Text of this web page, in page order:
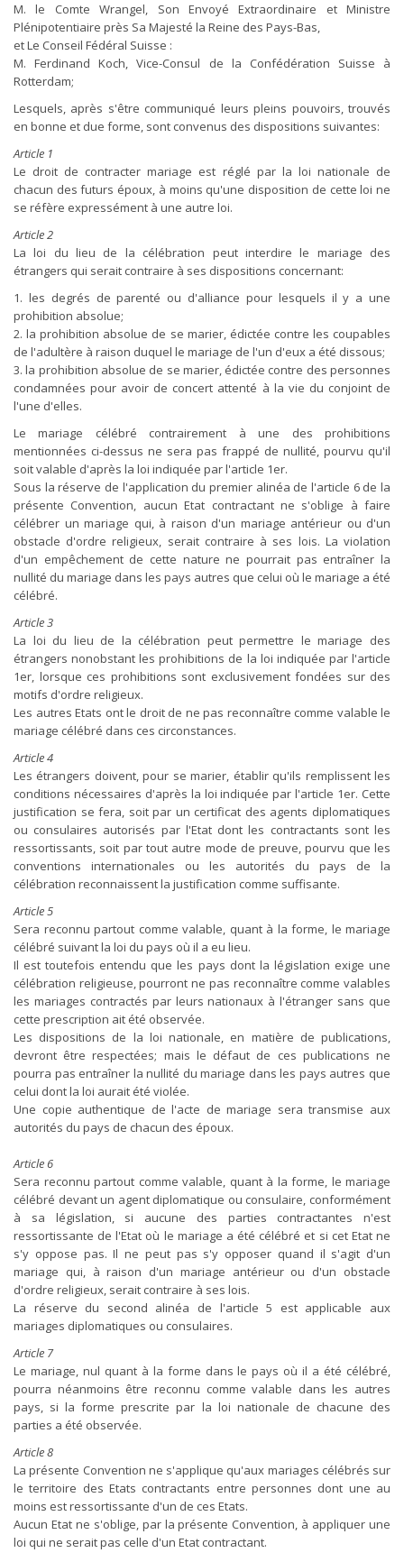
M. le Comte Wrangel, Son Envoyé Extraordinaire et Ministre
Plénipotentiaire près Sa Majesté la Reine des Pays-Bas,
et Le Conseil Fédéral Suisse :
M. Ferdinand Koch, Vice-Consul de la Confédération Suisse à
Rotterdam;
Lesquels, après s'être communiqué leurs pleins pouvoirs, trouvés
en bonne et due forme, sont convenus des dispositions suivantes:
Article 1
Le droit de contracter mariage est réglé par la loi nationale de
chacun des futurs époux, à moins qu'une disposition de cette loi ne
se réfère expressément à une autre loi.
Article 2
La loi du lieu de la célébration peut interdire le mariage des
étrangers qui serait contraire à ses dispositions concernant:
1. les degrés de parenté ou d'alliance pour lesquels il y a une
prohibition absolue;
2. la prohibition absolue de se marier, édictée contre les coupables
de l'adultère à raison duquel le mariage de l'un d'eux a été dissous;
3. la prohibition absolue de se marier, édictée contre des personnes
condamnées pour avoir de concert attenté à la vie du conjoint de
l'une d'elles.
Le mariage célébré contrairement à une des prohibitions
mentionnées ci-dessus ne sera pas frappé de nullité, pourvu qu'il
soit valable d'après la loi indiquée par l'article 1er.
Sous la réserve de l'application du premier alinéa de l'article 6 de la
présente Convention, aucun Etat contractant ne s'oblige à faire
célébrer un mariage qui, à raison d'un mariage antérieur ou d'un
obstacle d'ordre religieux, serait contraire à ses lois. La violation
d'un empêchement de cette nature ne pourrait pas entraîner la
nullité du mariage dans les pays autres que celui où le mariage a été
célébré.
Article 3
La loi du lieu de la célébration peut permettre le mariage des
étrangers nonobstant les prohibitions de la loi indiquée par l'article
1er, lorsque ces prohibitions sont exclusivement fondées sur des
motifs d'ordre religieux.
Les autres Etats ont le droit de ne pas reconnaître comme valable le
mariage célébré dans ces circonstances.
Article 4
Les étrangers doivent, pour se marier, établir qu'ils remplissent les
conditions nécessaires d'après la loi indiquée par l'article 1er. Cette
justification se fera, soit par un certificat des agents diplomatiques
ou consulaires autorisés par l'Etat dont les contractants sont les
ressortissants, soit par tout autre mode de preuve, pourvu que les
conventions internationales ou les autorités du pays de la
célébration reconnaissent la justification comme suffisante.
Article 5
Sera reconnu partout comme valable, quant à la forme, le mariage
célébré suivant la loi du pays où il a eu lieu.
Il est toutefois entendu que les pays dont la législation exige une
célébration religieuse, pourront ne pas reconnaître comme valables
les mariages contractés par leurs nationaux à l'étranger sans que
cette prescription ait été observée.
Les dispositions de la loi nationale, en matière de publications,
devront être respectées; mais le défaut de ces publications ne
pourra pas entraîner la nullité du mariage dans les pays autres que
celui dont la loi aurait été violée.
Une copie authentique de l'acte de mariage sera transmise aux
autorités du pays de chacun des époux.
Article 6
Sera reconnu partout comme valable, quant à la forme, le mariage
célébré devant un agent diplomatique ou consulaire, conformément
à sa législation, si aucune des parties contractantes n'est
ressortissante de l'Etat où le mariage a été célébré et si cet Etat ne
s'y oppose pas. Il ne peut pas s'y opposer quand il s'agit d'un
mariage qui, à raison d'un mariage antérieur ou d'un obstacle
d'ordre religieux, serait contraire à ses lois.
La réserve du second alinéa de l'article 5 est applicable aux
mariages diplomatiques ou consulaires.
Article 7
Le mariage, nul quant à la forme dans le pays où il a été célébré,
pourra néanmoins être reconnu comme valable dans les autres
pays, si la forme prescrite par la loi nationale de chacune des
parties a été observée.
Article 8
La présente Convention ne s'applique qu'aux mariages célébrés sur
le territoire des Etats contractants entre personnes dont une au
moins est ressortissante d'un de ces Etats.
Aucun Etat ne s'oblige, par la présente Convention, à appliquer une
loi qui ne serait pas celle d'un Etat contractant.